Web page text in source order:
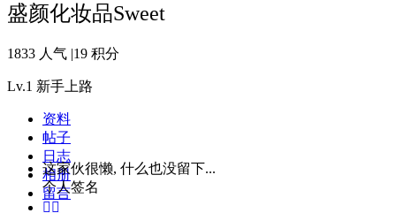
盛颜化妆品Sweet
1833 人气 |19 积分
Lv.1 新手上路
资料
帖子
日志
相册
留言
这家伙很懒, 什么也没留下...
个人签名
 